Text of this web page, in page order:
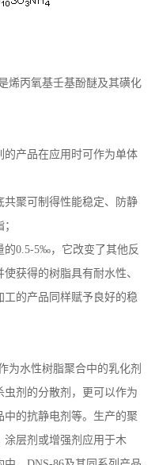
烯丙氧基壬基酚醚及其磺化
产品在应用时可作为单体
聚可制得性能稳定、防静
的0.5-5‰，它改变了其他反
获得的树脂具有耐水性、
的产品同样赋予良好的稳
为水性树脂聚合中的乳化剂
剂的分散剂，更可以作为
的抗静电剂等。生产的聚
涂层剂或增强剂应用于木